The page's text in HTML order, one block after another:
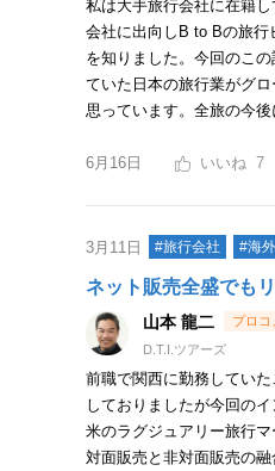
私は大手旅行会社に在籍
会社に出向しB to Bの旅行
を知りました。今回のこ
ていた日本の旅行業がグ
思っています。全旅の今後
6月16日
7
3月11日 #旅行会社 #海外
ネット販売全盛でも
山本 龍二
D.T.I.ツアーズ
前職で関西に勤務してい
しておりましたが今回の
米のラグジュアリー旅行
対面販売と非対面販売の